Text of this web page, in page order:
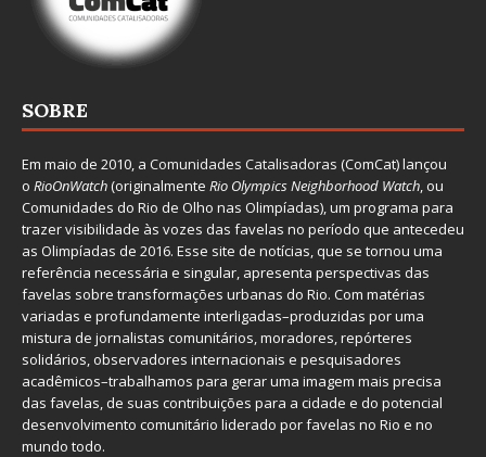
SOBRE
Em maio de 2010, a Comunidades Catalisadoras (ComCat) lançou
o RioOnWatch(originalmente Rio Olympics Neighborhood Watch, ou
Comunidades do Rio de Olho nas Olimpíadas), um programa para
trazer visibilidade às vozes das favelas no período que antecedeu
as Olimpíadas de 2016. Esse site de notícias, que se tornou uma
referência necessária e singular, apresenta perspectivas das
favelas sobre transformações urbanas do Rio. Com matérias
variadas e profundamente interligadas–produzidas por uma
mistura de jornalistas comunitários, moradores, repórteres
solidários, observadores internacionais e pesquisadores
acadêmicos–trabalhamos para gerar uma imagem mais precisa
das favelas, de suas contribuições para a cidade e do potencial
desenvolvimento comunitário liderado por favelas no Rio e no
mundo todo.